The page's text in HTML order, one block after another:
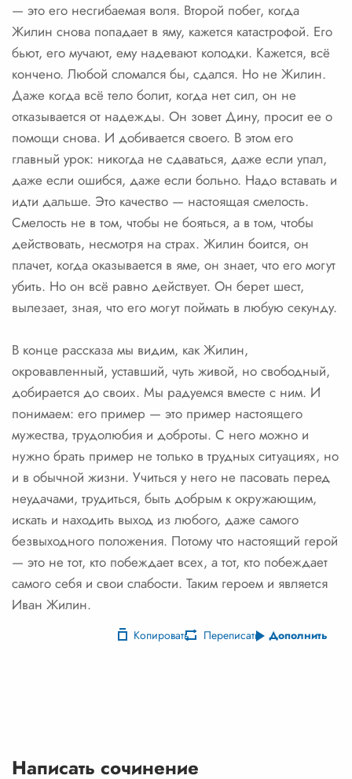
— это его несгибаемая воля. Второй побег, когда
Жилин снова попадает в яму, кажется катастрофой. Его
бьют, его мучают, ему надевают колодки. Кажется, всё
кончено. Любой сломался бы, сдался. Но не Жилин.
Даже когда всё тело болит, когда нет сил, он не
отказывается от надежды. Он зовет Дину, просит ее о
помощи снова. И добивается своего. В этом его
главный урок: никогда не сдаваться, даже если упал,
даже если ошибся, даже если больно. Надо вставать и
идти дальше. Это качество — настоящая смелость.
Смелость не в том, чтобы не бояться, а в том, чтобы
действовать, несмотря на страх. Жилин боится, он
плачет, когда оказывается в яме, он знает, что его могут
убить. Но он всё равно действует. Он берет шест,
вылезает, зная, что его могут поймать в любую секунду.
В конце рассказа мы видим, как Жилин,
окровавленный, уставший, чуть живой, но свободный,
добирается до своих. Мы радуемся вместе с ним. И
понимаем: его пример — это пример настоящего
мужества, трудолюбия и доброты. С него можно и
нужно брать пример не только в трудных ситуациях, но
и в обычной жизни. Учиться у него не пасовать перед
неудачами, трудиться, быть добрым к окружающим,
искать и находить выход из любого, даже самого
безвыходного положения. Потому что настоящий герой
— это не тот, кто побеждает всех, а тот, кто побеждает
самого себя и свои слабости. Таким героем и является
Иван Жилин.
Копировать Переписать Дополнить
Написать сочинение